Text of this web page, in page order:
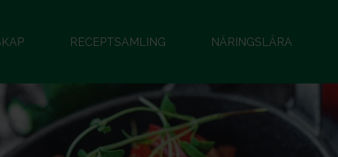
RECEPTSAMLING NÄRINGSLÄRA